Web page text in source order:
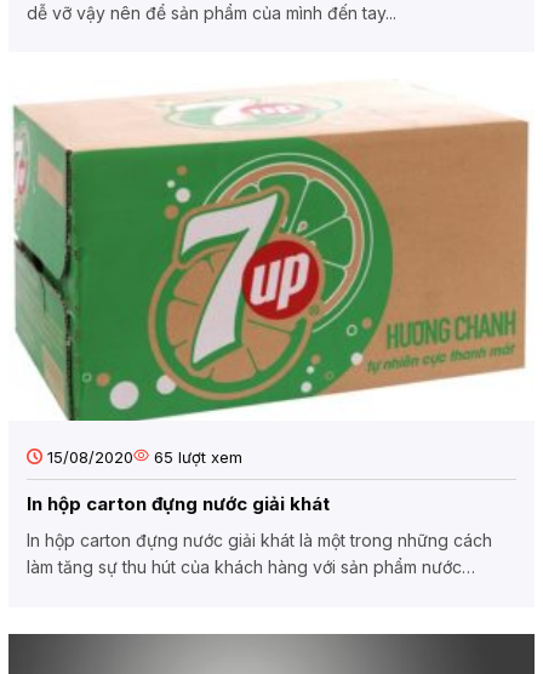
dễ vỡ vậy nên để sản phẩm của mình đến tay...
15/08/2020 65 lượt xem
In hộp carton đựng nước giải khát
In hộp carton đựng nước giải khát là một trong những cách
làm tăng sự thu hút của khách hàng với sản phẩm nước